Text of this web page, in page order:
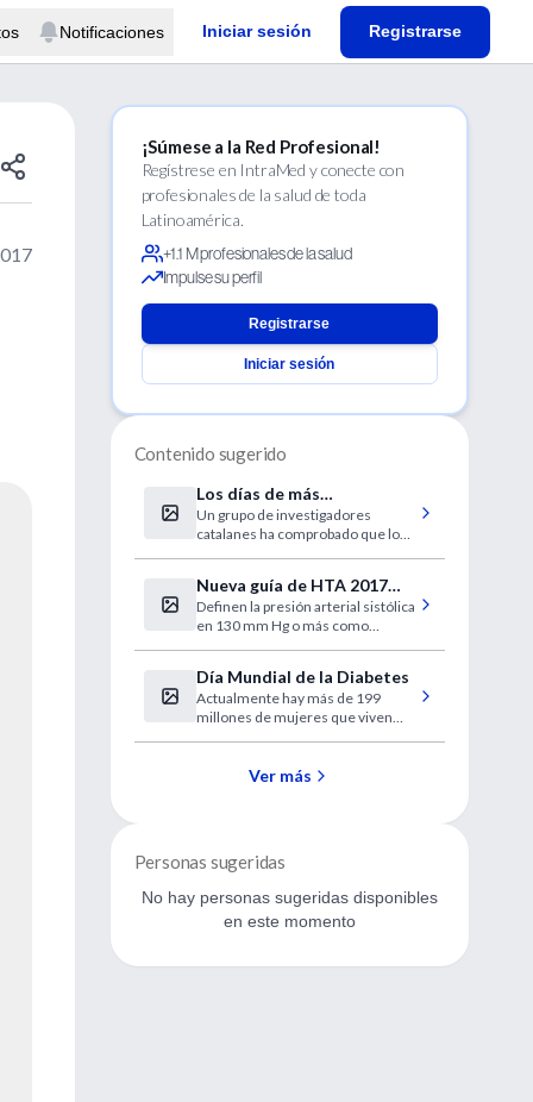
Notificaciones Iniciar sesión Registrarse
¡Súmese a la Red Profesional!
Regístrese en IntraMed y conecte con
profesionales de la salud de toda
Latinoamérica.
+1.1 M profesionales de la salud
Impulse su perfil
Registrarse
Iniciar sesión
Contenido sugerido
Los días de más
contaminación se producen
más infartos graves
Un grupo de investigadores
catalanes ha comprobado que los
más elevados en el área
metropolitana de Barcelona se
producen más infartos graves,
más casos de fibrilación
ventricular y más mortalidad por
infarto
Nueva guía de HTA 2017
AHA / ACC
Definen la presión arterial sistólica
en 130 mm Hg o más como
Día Mundial de la Diabetes
Actualmente hay más de 199
millones de mujeres que viven
millones para 2040
Ver más
Personas sugeridas
No hay personas sugeridas disponibles
en este momento